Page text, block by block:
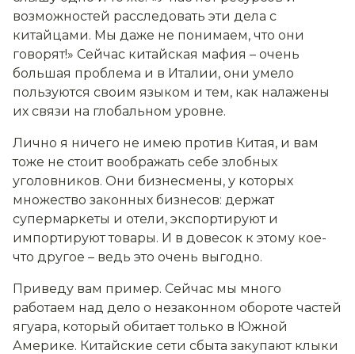
возможностей расследовать эти дела с
китайцами. Мы даже не понимаем, что они
говорят!» Сейчас китайская мафия – очень
большая проблема и в Италии, они умело
пользуются своим языком и тем, как налажены
их связи на глобальном уровне.
Лично я ничего не имею против Китая, и вам
тоже не стоит воображать себе злобных
уголовников. Они бизнесмены, у которых
множество законных бизнесов: держат
супермаркеты и отели, экспортируют и
импортируют товары. И в довесок к этому кое-
что другое – ведь это очень выгодно.
Приведу вам пример. Сейчас мы много
работаем над дело о незаконном обороте частей
ягуара, который обитает только в Южной
Америке. Китайские сети сбыта закупают клыки